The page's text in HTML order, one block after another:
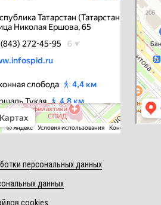
персональных данных
данных
cookies